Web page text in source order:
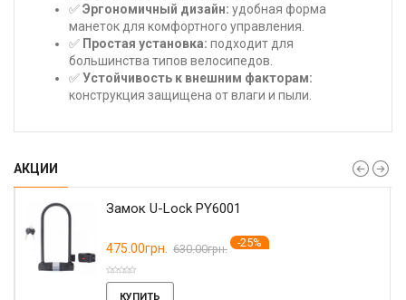
✅Эргономичный дизайн: удобная форма
манеток для комфортного управления.
✅ Простая установка: подходит для
большинства типов велосипедов.
✅Устойчивость к внешним факторам:
конструкция защищена от влаги и пыли.
АКЦИИ
Замок U-Lock PY6001
475.00грн. 630.00грн. -25%
КУПИТЬ